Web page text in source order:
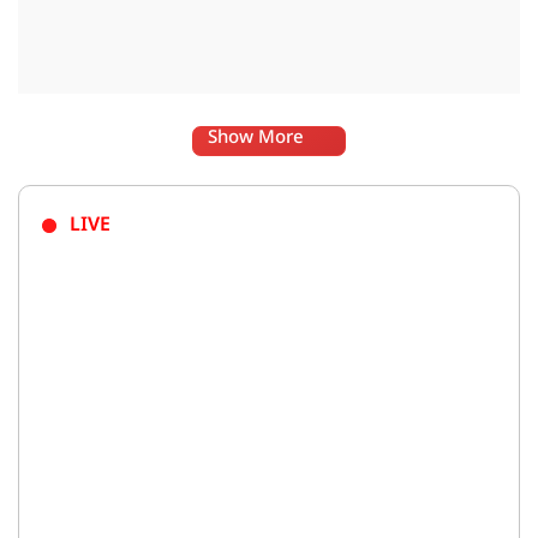
Show More
LIVE